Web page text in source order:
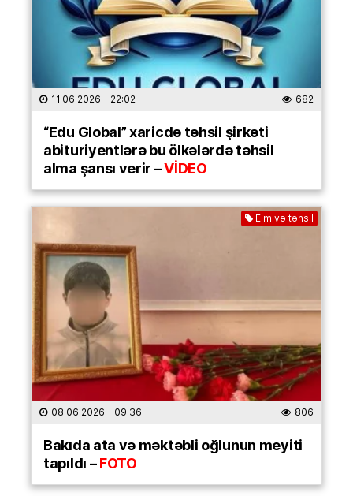
11.06.2026 - 22:02 682
“Edu Global” xaricdə təhsil şirkəti
abituriyentlərə bu ölkələrdə təhsil
alma şansı verir –VİDEO
Elm və təhsil
08.06.2026 - 09:36 806
Bakıda ata və məktəbli oğlunun meyiti
tapıldı –FOTO